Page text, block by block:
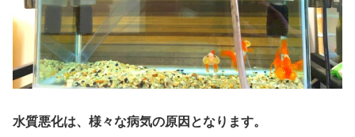
水質悪化は、様々な病気の原因となります。